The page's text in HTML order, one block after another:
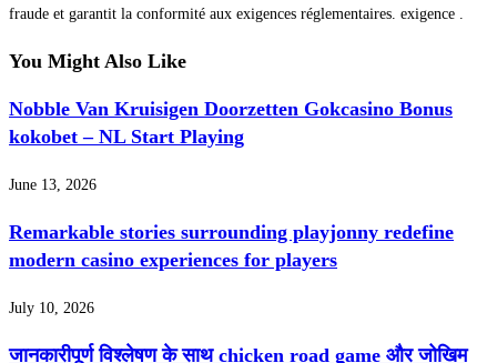
fraude et garantit la conformité aux exigences réglementaires. exigence .
You Might Also Like
Nobble Van Kruisigen Doorzetten Gokcasino Bonus
kokobet – NL Start Playing
June 13, 2026
Remarkable stories surrounding playjonny redefine
modern casino experiences for players
July 10, 2026
जानकारीपूर्ण विश्लेषण के साथ chicken road game और जोखिम